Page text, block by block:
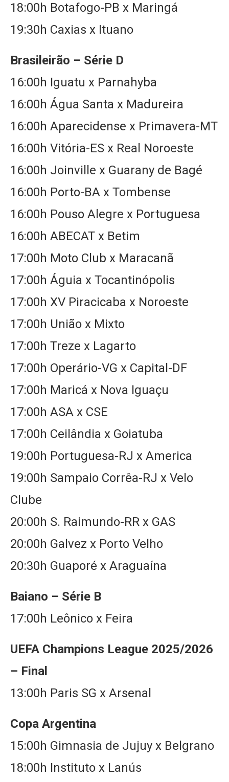
18:00h Botafogo-PB x Maringá
19:30h Caxias x Ituano
Brasileirão – Série D
16:00h Iguatu x Parnahyba
16:00h Água Santa x Madureira
16:00h Aparecidense x Primavera-MT
16:00h Vitória-ES x Real Noroeste
16:00h Joinville x Guarany de Bagé
16:00h Porto-BA x Tombense
16:00h Pouso Alegre x Portuguesa
16:00h ABECAT x Betim
17:00h Moto Club x Maracanã
17:00h Águia x Tocantinópolis
17:00h XV Piracicaba x Noroeste
17:00h União x Mixto
17:00h Treze x Lagarto
17:00h Operário-VG x Capital-DF
17:00h Maricá x Nova Iguaçu
17:00h ASA x CSE
17:00h Ceilândia x Goiatuba
19:00h Portuguesa-RJ x America
19:00h Sampaio Corrêa-RJ x Velo
Clube
20:00h S. Raimundo-RR x GAS
20:00h Galvez x Porto Velho
20:30h Guaporé x Araguaína
Baiano – Série B
17:00h Leônico x Feira
UEFA Champions League 2025/2026
– Final
13:00h Paris SG x Arsenal
Copa Argentina
15:00h Gimnasia de Jujuy x Belgrano
18:00h Instituto x Lanús